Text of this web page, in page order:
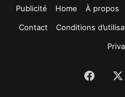
Publicité
Home À propos
Contact
Conditions